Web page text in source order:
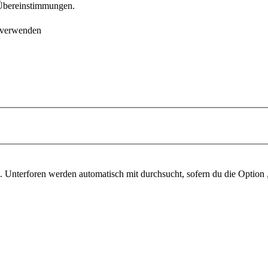
werden automatisch mit durchsucht, sofern du die